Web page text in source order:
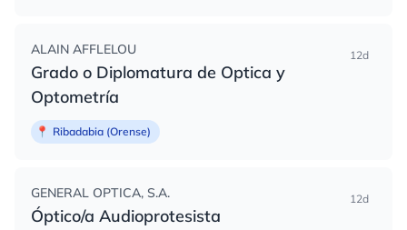
ALAIN AFFLELOU
Grado o Diplomatura de Optica y
Optometría
12d
📍 Ribadabia (Orense)
GENERAL OPTICA, S.A.
Óptico/a Audioprotesista
12d